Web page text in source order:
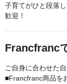
子育てがひと段落
歓迎！
Francfranc
ご自身に合わせた
■Francfranc商品を